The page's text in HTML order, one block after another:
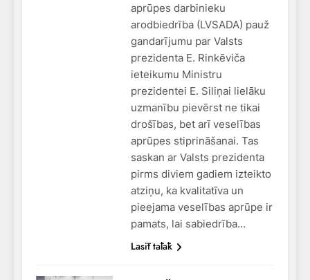
aprūpes darbinieku
arodbiedrība (LVSADA) pauž
gandarījumu par Valsts
prezidenta E. Rinkēviča
ieteikumu Ministru
prezidentei E. Siliņai lielāku
uzmanību pievērst ne tikai
drošības, bet arī veselības
aprūpes stiprināšanai. Tas
saskan ar Valsts prezidenta
pirms diviem gadiem izteikto
atziņu, ka kvalitatīva un
pieejama veselības aprūpe ir
pamats, lai sabiedrība…
Lasīt tālāk